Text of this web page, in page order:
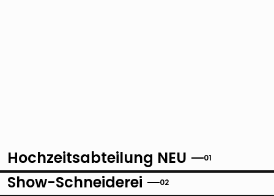
Hochzeitsabteilung NEU 01
Show-Schneiderei 02